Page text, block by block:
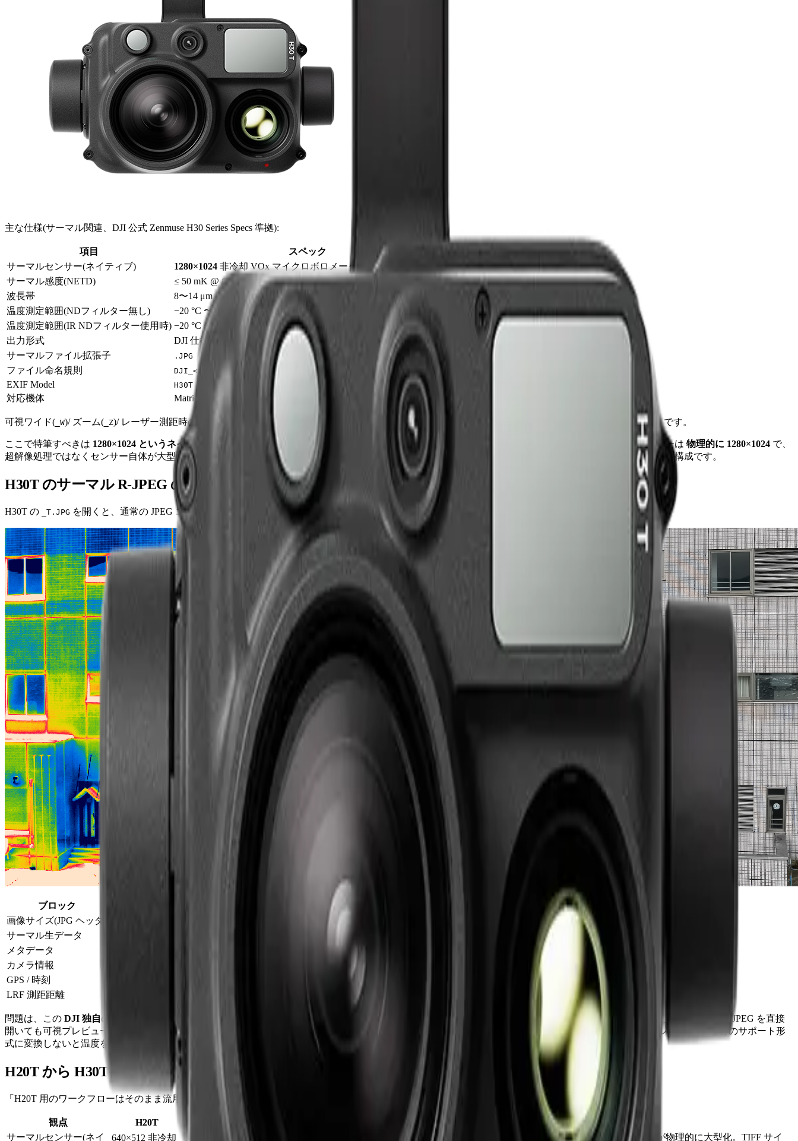
主な仕様(サーマル関連、DJI 公式 Zenmuse H30 Series Specs 準拠):
項目
スペック
サーマルセンサー(ネイティブ)
1280×1024 非冷却 VOx マイクロボロメーター
サーマル感度(NETD)
≤ 50 mK @ f/1.0
波長帯
8〜14 μm
温度測定範囲(NDフィルター無し)
−20 °C 〜 +150 °C(高ゲイン)/ 0 °C 〜 +600 °C(低ゲイン)
温度測定範囲(IR NDフィルター使用時) −20 °C 〜 +450 °C(高ゲイン)/ 0 °C 〜 +1600 °C(低ゲイン)
出力形式
DJI 仕様の R-JPEG(放射温度測定対応)
サーマルファイル拡張子
.JPG
ファイル命名規則 DJI_<日時>_<連番>_T.JPG
EXIF Model H30T
対応機体 Matrice 400 / Matrice 350 RTK / Matrice 300 RTK(DJI RC Plus 必須)
可視ワイド( _W)/ ズーム( _Z)/ レーザー測距時のマーカー付きファイルが同じフライトフォルダに出力されますが、 (サーマル)のみです。
ここで特筆すべきは 1280×1024 というネイティブ解像度 です。M30T / M4T のサーマルセンサーは 640×512 のままなのに対し、H30T のマイクロボロメーターは 物理的に 1280×1024 で、
超解像処理ではなくセンサー自体が大型化しています。1 フレームあたりの画素数は M30T / M4T の 4 倍、かつピクセル単位の放射温度精度は従来同等という構成です。
H30T のサーマル R-JPEG の中身
H30T の _T.JPG を開くと、通常の JPEG コンテナに加えて APP1 マーカー領域に DJI 独自の radiometric ブロックが格納されています。
ブロック
画像サイズ(JPG ヘッダ)
サーマル生データ
メタデータ
放射率 / 反射温度 / 大気温度 / 湿度 / 撮影距離(撮影時に設定した値)
カメラ情報
GPS / 時刻
LRF 測距距離
レーザー距離計を有効にした場合、対象距離がメタデータブロックに格納される
問題は、この DJI 独自の APP1 マーカー構造が FLIR の FFF(FLIR File Format)とは別物 だという点です。FLIR Tools / Thermal Studio は FFF を探しに行くため、H30T の R-JPEG を直接
開いても可視プレビューだけが表示され、温度測定ツールは何も返しません。Pix4Dmapper / Metashape も同じく、FLIR R-JPEG・WIRIS TIFF・単チャンネル float TIFF などのサポート形
式に変換しないと温度をオルソに乗せられません。
H20T から H30T への変化(データ形式の観点)
「H20T 用のワークフローはそのまま流用できるか?」という観点でまとめます。
観点 H20T
移行時の影響
サーマルセンサー(ネイ
640×512 非冷却 1 フレームあたり 4 倍の画素数 。検出器方式は同系統だがアレイ自体が物理的に大型化。TIFF サイ